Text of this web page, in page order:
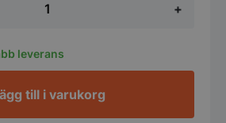
+
leverans
till i varukorg